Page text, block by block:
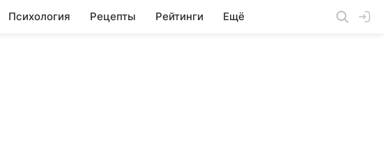
Психология Рецепты Рейтинги Ещё